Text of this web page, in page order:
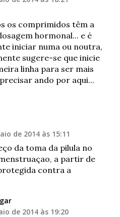
os comprimidos têm a
hormonal... e é
iniciar numa ou noutra,
sugere-se que inicie
linha para ser mais
ando por aqui...
de 2014 às 15:11
da toma da pilula no
a partir de
contra a
de 2014 às 19:20